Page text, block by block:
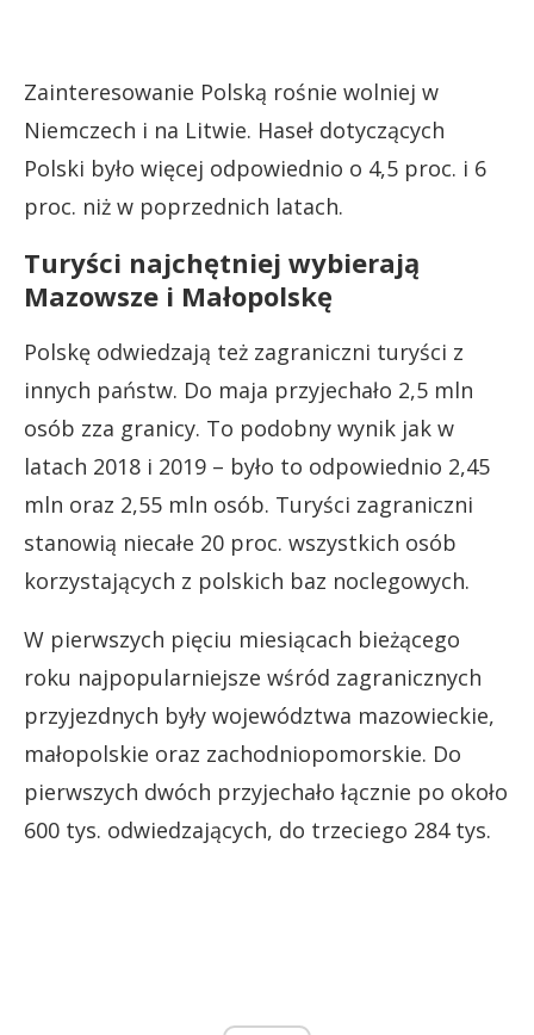
Zainteresowanie Polską rośnie wolniej w
Niemczech i na Litwie. Haseł dotyczących
Polski było więcej odpowiednio o 4,5 proc. i 6
proc. niż w poprzednich latach.
Turyści najchętniej wybierają
Mazowsze i Małopolskę
Polskę odwiedzają też zagraniczni turyści z
innych państw. Do maja przyjechało 2,5 mln
osób zza granicy. To podobny wynik jak w
latach 2018 i 2019 – było to odpowiednio 2,45
mln oraz 2,55 mln osób. Turyści zagraniczni
stanowią niecałe 20 proc. wszystkich osób
korzystających z polskich baz noclegowych.
W pierwszych pięciu miesiącach bieżącego
roku najpopularniejsze wśród zagranicznych
przyjezdnych były województwa mazowieckie,
małopolskie oraz zachodniopomorskie. Do
pierwszych dwóch przyjechało łącznie po około
600 tys. odwiedzających, do trzeciego 284 tys.